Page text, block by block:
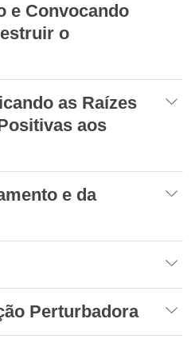
e Convocando
o
as Raízes
aos
e da
Perturbadora